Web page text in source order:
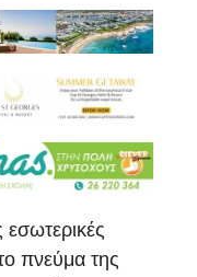
πνεύμα της